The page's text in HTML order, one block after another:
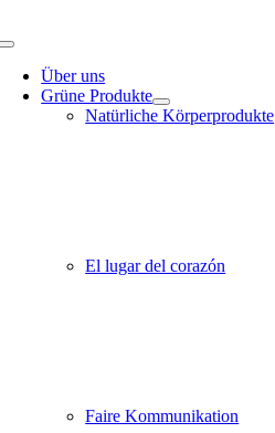
Inhalt
Toggle
NavigationÜber uns
Grüne Produkte
Natürliche Körperprodukte
El lugar del corazón
Faire Kommunikation